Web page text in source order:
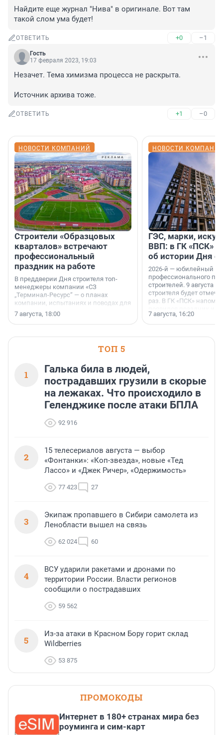
Найдите еще журнал "Нива" в оригинале. Вот там
такой слом ума будет!
ОТВЕТИТЬ +0 –1
Гость
17 февраля 2023, 19:03
Незачет. Тема химизма процесса не раскрыта.
Источник архива тоже.
ОТВЕТИТЬ +1 –0
НОВОСТИ КОМПАНИЙ
Строители «Образцовых
кварталов» встречают
профессиональный
праздник на работе
В преддверии Дня строителя топ-
менеджеры компании «СЗ
„Терминал-Ресурс“ — о планах
компании, испытаниях и поводах для
осторожного оптимизма.
7 августа, 18:00
НОВОСТИ
ГЭС, марки,
ВВП: в ГК «ПСК»
об истории Дня
2026-й — юбилейный
профессионального
строителей. 9 августа
строителя будет
раз. В ГК «ПСК»
поменялась роль
7 августа, 16:20
ТОП 5
1
Галька била в людей,
пострадавших грузили в скорые
на лежаках. Что происходило в
Геленджике после атаки БПЛА
92 916
2
15 телесериалов августа — выбор
«Фонтанки»: «Коп-звезда», новые «Тед
Лассо» и «Джек Ричер», «Одержимость»
77 423 27
3
Экипаж пропавшего в Сибири самолета из
Ленобласти вышел на связь
62 024 60
4
ВСУ ударили ракетами и дронами по
территории России. Власти регионов
сообщили о пострадавших
59 562
5
Из-за атаки в Красном Бору горит склад
Wildberries
53 875
ПРОМОКОДЫ
Интернет в 180+ странах мира без
роуминга и сим-карт